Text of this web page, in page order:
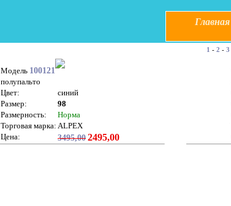
Главная
1 - 2 - 3
Модель 100121
полупальто
Цвет:
синий
Размер:
98
Размерность:
Норма
Торговая марка: ALPEX
Цена:
3495,00 2495,00